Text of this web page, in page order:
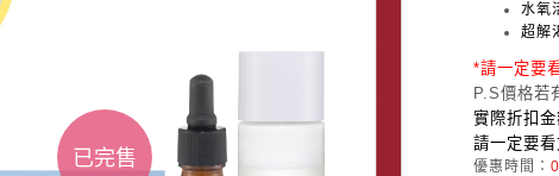
已完售
水氧
超解
*請一定要
P.S價格若
實際折扣
請一定要
優惠時間：